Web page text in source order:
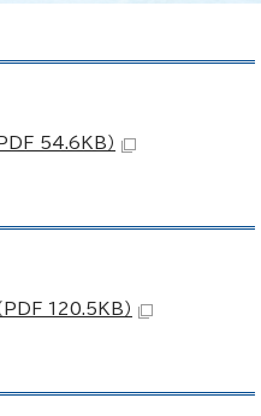
54.6KB）
120.5KB）